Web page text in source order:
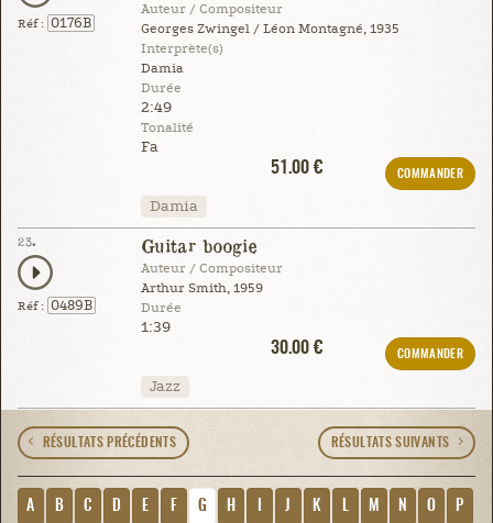
Réf : 0176B
Auteur / Compositeur
Georges Zwingel / Léon Montagné, 1935
Interprète(s)
Damia
Durée
2:49
Tonalité
Fa
51.00 €
COMMANDER
Damia
23.
Réf : 0489B
Guitar boogie
Auteur / Compositeur
Arthur Smith, 1959
Durée
1:39
30.00 €
COMMANDER
Jazz
RÉSULTATS PRÉCÉDENTS RÉSULTATS SUIVANTS
A B C D E F G H J K M N O P